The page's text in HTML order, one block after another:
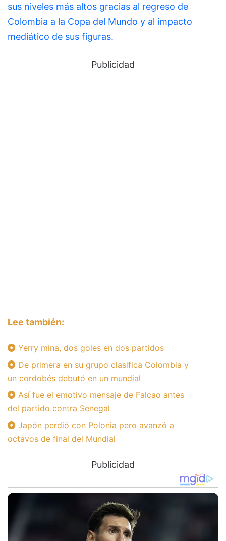
sus niveles más altos gracias al regreso de
Colombia a la Copa del Mundo y al impacto
mediático de sus figuras.
Publicidad
Lee también:
Yerry mina, dos goles en dos partidos
De primera en su grupo clasifica Colombia y
un cordobés debutó en un mundial
Así fue el emotivo mensaje de Falcao antes
del partido contra Senegal
Japón perdió con Polonia pero avanzó a
octavos de final del Mundial
Publicidad